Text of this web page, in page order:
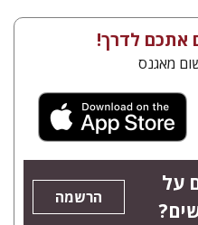
אתכם לדרך!
מאגנס
על
הרשמה